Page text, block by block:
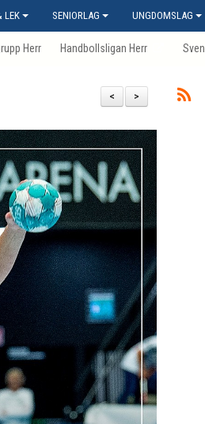
LEK SENIORLAG UNGDOMSLAG
Herr Handbollsligan Herr
>
<